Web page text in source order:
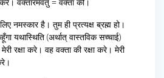
करे। वक्तारमवतु = वक्ता की।
नमस्कार है। तुम ही प्रत्यक्ष ब्रह्म हो।
यथास्थिति (अर्थात् वास्तविक सच्चाई)
रक्षा करे। वह वक्ता की रक्षा करे। मेरी